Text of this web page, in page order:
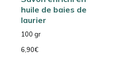
huile de baies de
laurier
100 gr
6,90€